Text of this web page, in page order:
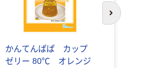
かんてんぱぱ カップ
ゼリー 80℃ オレンジ
次のスライド